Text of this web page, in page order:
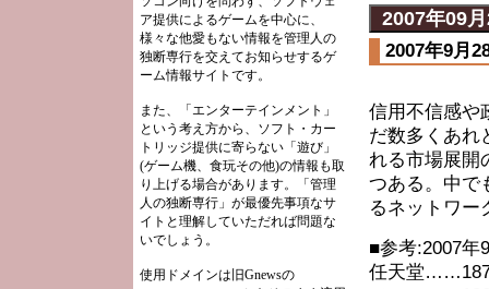
2007年09
2007年9月
信用不信感や
だ数多くあれ
れる市場展開
つある。中で
るネットワー
■参考:2007年
任天堂
ア提供によるゲームを中心に、
様々な他愛もない情報を管理人の
独断専行を交えてお知らせするゲ
ーム情報サイトです。
また、「エンターテインメント」
という考え方から、ソフト・カー
トリッジ提供に寄らない「遊び」
(ゲーム機、食玩その他)の情報も取
り上げる場合があります。「管理
人の独断専行」が最優先事項なサ
イトと理解していただれば問題な
いでしょう。
使用ドメインは旧Gnewsの